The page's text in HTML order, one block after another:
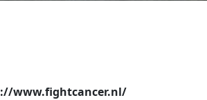
www.fightcancer.nl/